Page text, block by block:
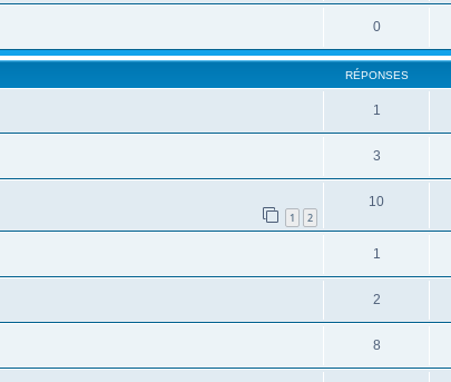
0
RÉPONSES
1
3
1 2
10
1
2
8